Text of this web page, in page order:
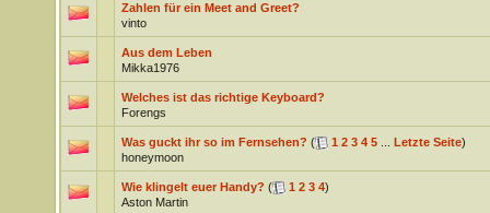
Zahlen für ein Meet and Greet?
vinto
Aus dem Leben
Mikka1976
Welches ist das richtige Keyboard?
Forengs
Was guckt ihr so im Fernsehen? ( 1 2 3 4 5... Letzte Seite)
honeymoon
Wie klingelt euer Handy? ( 1 2 3 4)
Aston Martin